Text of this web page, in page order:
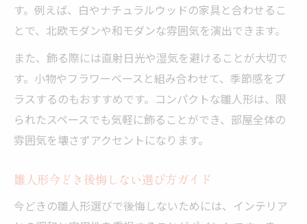
す。例えば、白やナチュラルウッドの家具と合わせるこ
とで、北欧モダンや和モダンな雰囲気を演出できます。
また、飾る際には直射日光や湿気を避けることが大切で
す。小物やフラワーベースと組み合わせて、季節感をプ
ラスするのもおすすめです。コンパクトな雛人形は、限
られたスペースでも気軽に飾ることができ、部屋全体の
雰囲気を壊さずアクセントになります。
雛人形今どき後悔しない選び方ガイド
今どきの雛人形選びで後悔しないためには、インテリア